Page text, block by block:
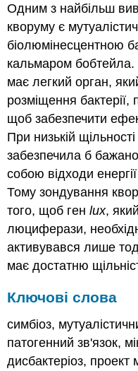
Одним з найбільш
кворуму є
біолюмінесцентною
кальмаром бобтейла.
має легкий орган,
розміщення бактерії,
щоб забезпечити
При низькій
забезпечила б
собою відходи
Тому зондування
того, щоб генlux,
люциферази,
активувався лише
має достатню
Ключові слова
симбіоз,
патогенний зв'язок,
дисбактеріоз,